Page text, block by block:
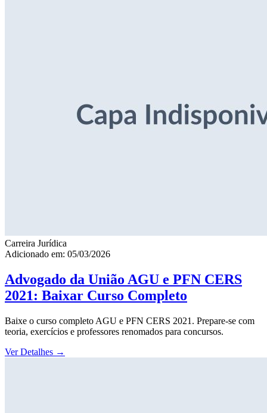
Carreira Jurídica
Adicionado em: 05/03/2026
Advogado da União AGU e PFN CERS
2021: Baixar Curso Completo
Baixe o curso completo AGU e PFN CERS 2021. Prepare-se com
teoria, exercícios e professores renomados para concursos.
Ver Detalhes →